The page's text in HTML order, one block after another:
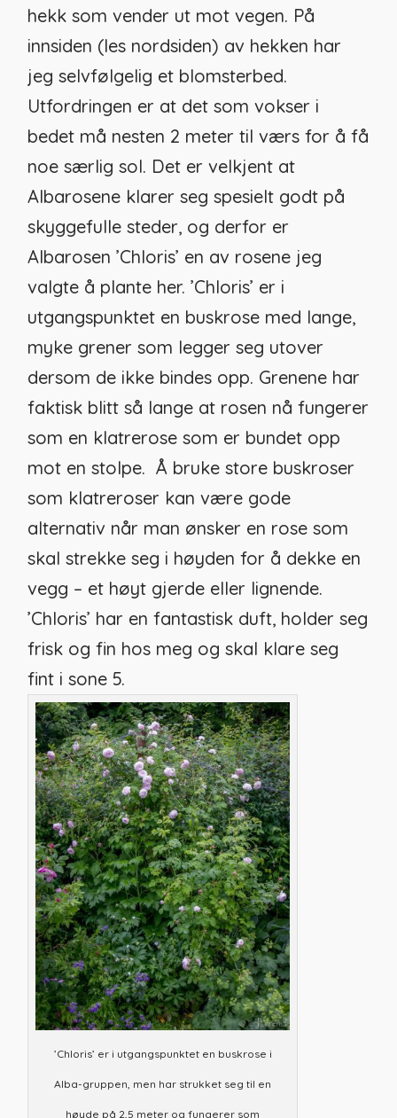
hekk som vender ut mot vegen. På
innsiden (les nordsiden) av hekken har
jeg selvfølgelig et blomsterbed.
Utfordringen er at det som vokser i
bedet må nesten 2 meter til værs for å få
noe særlig sol. Det er velkjent at
Albarosene klarer seg spesielt godt på
skyggefulle steder, og derfor er
Albarosen ’Chloris’ en av rosene jeg
valgte å plante her. ’Chloris’ er i
utgangspunktet en buskrose med lange,
myke grener som legger seg utover
dersom de ikke bindes opp. Grenene har
faktisk blitt så lange at rosen nå fungerer
som en klatrerose som er bundet opp
mot en stolpe. Å bruke store buskroser
som klatreroser kan være gode
alternativ når man ønsker en rose som
skal strekke seg i høyden for å dekke en
vegg – et høyt gjerde eller lignende.
’Chloris’ har en fantastisk duft, holder seg
frisk og fin hos meg og skal klare seg
fint i sone 5.
’Chloris’ er i utgangspunktet en buskrose i
Alba-gruppen, men har strukket seg til en
høyde på 2,5 meter og fungerer som